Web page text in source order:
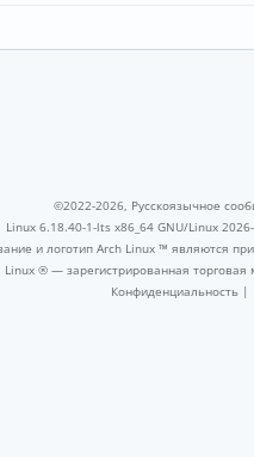
©2022-2026, Русскоязычное
Linux 6.18.40-1-lts x86_64 GNU/Linux
и логотип Arch Linux ™ являются
Linux ® — зарегистрированная торговая
Конфиденциальность |